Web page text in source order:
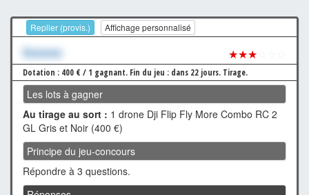
Replier (provis.) Affichage personnalisé
Xxxxxxx ★★★
Dotation : 400 € / 1 gagnant. Fin du jeu : dans 22 jours. Tirage.
Les lots à gagner
Au tirage au sort : 1 drone Dji Flip Fly More Combo RC 2
GL Gris et Noir (400 €)
Principe du jeu-concours
Répondre à 3 questions.